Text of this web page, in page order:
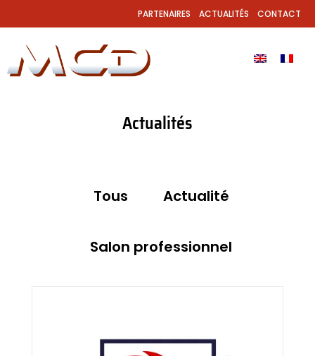
PARTENAIRES ACTUALITÉS CONTACT
Actualités
Tous Actualité
Salon professionnel